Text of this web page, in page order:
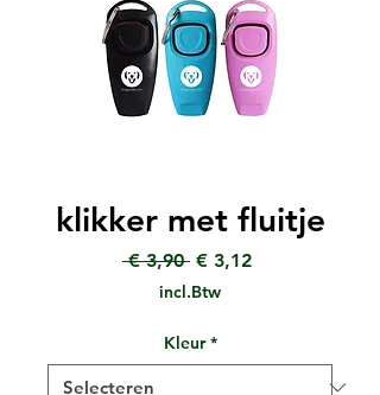
klikker met fluitje
€ 3,90 Normale
prijs
€ 3,12Verkoopprijs
incl.Btw
Kleur *